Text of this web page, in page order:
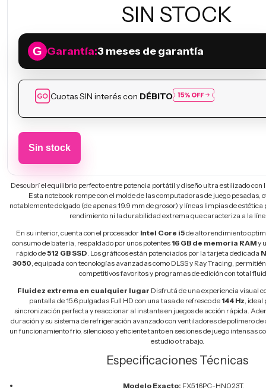
SIN STOCK
Garantía:3 meses de garantía
Cuotas SIN interés con DÉBITO
Descubrí el equilibrio perfecto entre potencia portátil y diseño ultra estilizado con
Esta notebook rompe con el molde de las computadoras de juego pesadas,
notablemente delgado (de apenas 19.9 mm de grosor) y líneas limpias de
rendimiento ni la durabilidad extrema que caracteriza a la
En su interior, cuenta con el procesador Intel Core i5de alto rendimiento
consumo de batería, respaldado por unos potentes 16 GB de memoria RAMy
rápido de512 GB SSD . Los gráficos están potenciados por la tarjeta dedicada
3050 , equipada con tecnologías avanzadas como DLSS y Ray Tracing,
competitivos favoritos y programas de edición con total
Fluidez extrema en cualquier lugar Disfrutá de una experiencia visual
pantalla de 15.6 pulgadas Full HD con una tasa de refresco de 144 Hz ,
sincronización perfecta y reaccionar al instante en juegos de acción rápida.
duración y su sistema de refrigeración avanzado con ventiladores de polímero
un funcionamiento frío, silencioso y eficiente tanto en sesiones de juego intensas
estudio o trabajo.
Especificaciones Técnicas
Modelo Exacto: FX516PC-HN023T.